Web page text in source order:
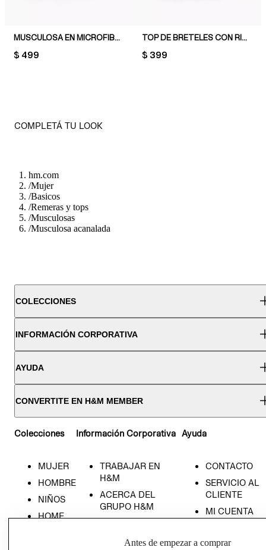
MUSCULOSA EN MICROFIBRA
PRICE:
$ 499
TOP DE BRETELES CON RIBETE DE ENCAJE
PRICE:
$ 399
COMPLETÁ TU LOOK
hm.com
/Mujer
/Basicos
/Remeras y tops
/Musculosas
/Musculosa acanalada
COLECCIONES
INFORMACIÓN CORPORATIVA
AYUDA
CONVERTITE EN H&M MEMBER
Colecciones
MUJER
HOMBRE
NIÑOS
HOME
Información Corporativa
TRABAJAR EN
H&M
ACERCA DEL
GRUPO H&M
Ayuda
CONTACTO
SERVICIO AL
CLIENTE
MI CUENTA
TIENDAS
Antes de empezar a comprar